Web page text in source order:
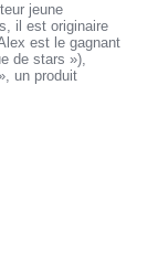
jeune
il est originaire
est le gagnant
de stars »),
un produit